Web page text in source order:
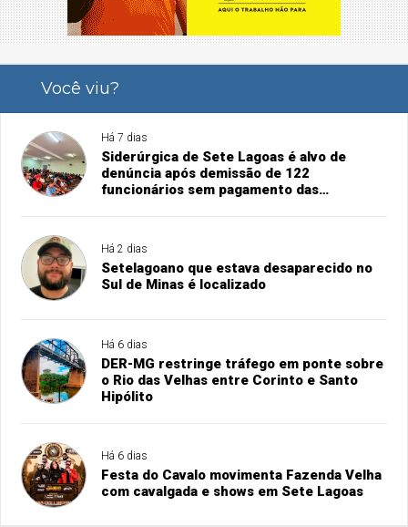
Você viu?
Há 7 dias
Siderúrgica de Sete Lagoas é alvo de
denúncia após demissão de 122
funcionários sem pagamento das
Há 2 dias
Setelagoano que estava desaparecido no
Sul de Minas é localizado
Há 6 dias
DER-MG restringe tráfego em ponte sobre
o Rio das Velhas entre Corinto e Santo
Hipólito
Há 6 dias
Festa do Cavalo movimenta Fazenda Velha
com cavalgada e shows em Sete Lagoas